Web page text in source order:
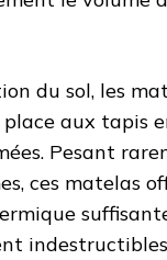
du sol, les
aux tapis
Pesant
ces matelas